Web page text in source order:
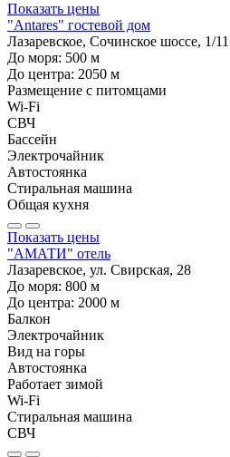
Показать цены
"Antares" гостевой дом
Лазаревское, Сочинское шоссе, 1/11
До моря: 500 м
До центра: 2050 м
Размещение с питомцами
Wi-Fi
СВЧ
Бассейн
Электрочайник
Автостоянка
Стиральная машина
Общая кухня
Показать цены
"АМАТИ" отель
Лазаревское, ул. Свирская, 28
До моря: 800 м
До центра: 2000 м
Балкон
Электрочайник
Вид на горы
Автостоянка
Работает зимой
Wi-Fi
Стиральная машина
СВЧ